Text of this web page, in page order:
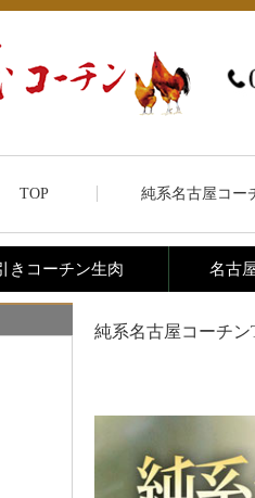
TOP 純系名古屋コー
きコーチン生肉 名古
旨塩鍋
純系名古屋コーチン
屋コーチ
代 60代 70
名古屋コ
ハム 鶏肉
30代 40